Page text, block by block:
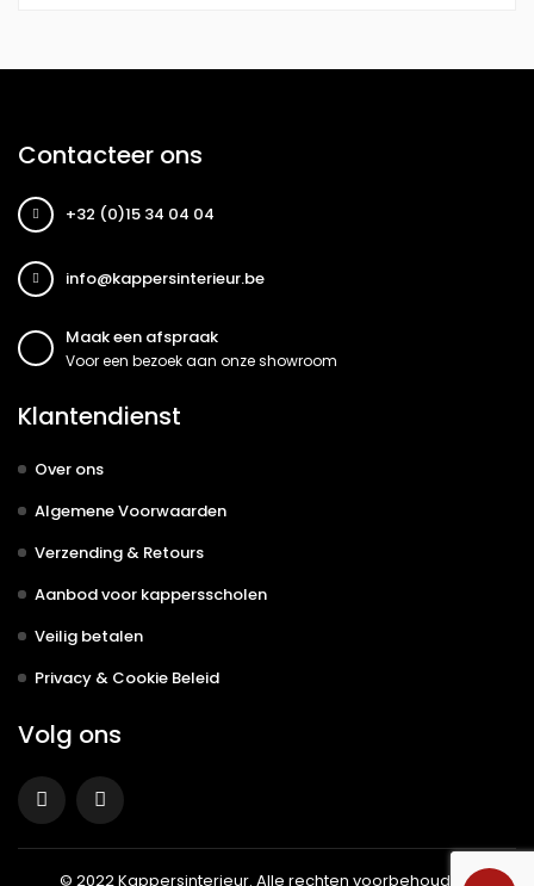
Contacteer ons
+32 (0)15 34 04 04
info@kappersinterieur.be
Maak een afspraak
Voor een bezoek aan onze showroom
Klantendienst
Over ons
Algemene Voorwaarden
Verzending & Retours
Aanbod voor kappersscholen
Veilig betalen
Privacy & Cookie Beleid
Volg ons
© 2022Kappersinterieur. Alle rechten voorbehouden.